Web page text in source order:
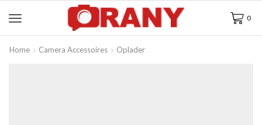
0
Home Camera Accessoires Oplader